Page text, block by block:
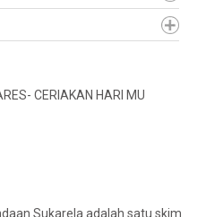
CERIAKAN HARI MU
Sukarela adalah satu skim